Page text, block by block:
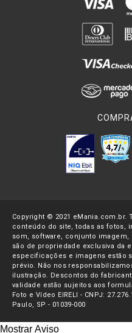
Copyright © 2021 eMania.com.br.
conteúdo do site, todas as fotos,
som, software, conjunto
são de propriedade exclusiva da
especificações e imagens estão
prévio. Não nos
ilustração. Descontos do
validade estão sujeitos aos
Foto e Vídeo EIRELI - CNPJ:
Paulo, SP - 01039-000
Mostrar Aviso